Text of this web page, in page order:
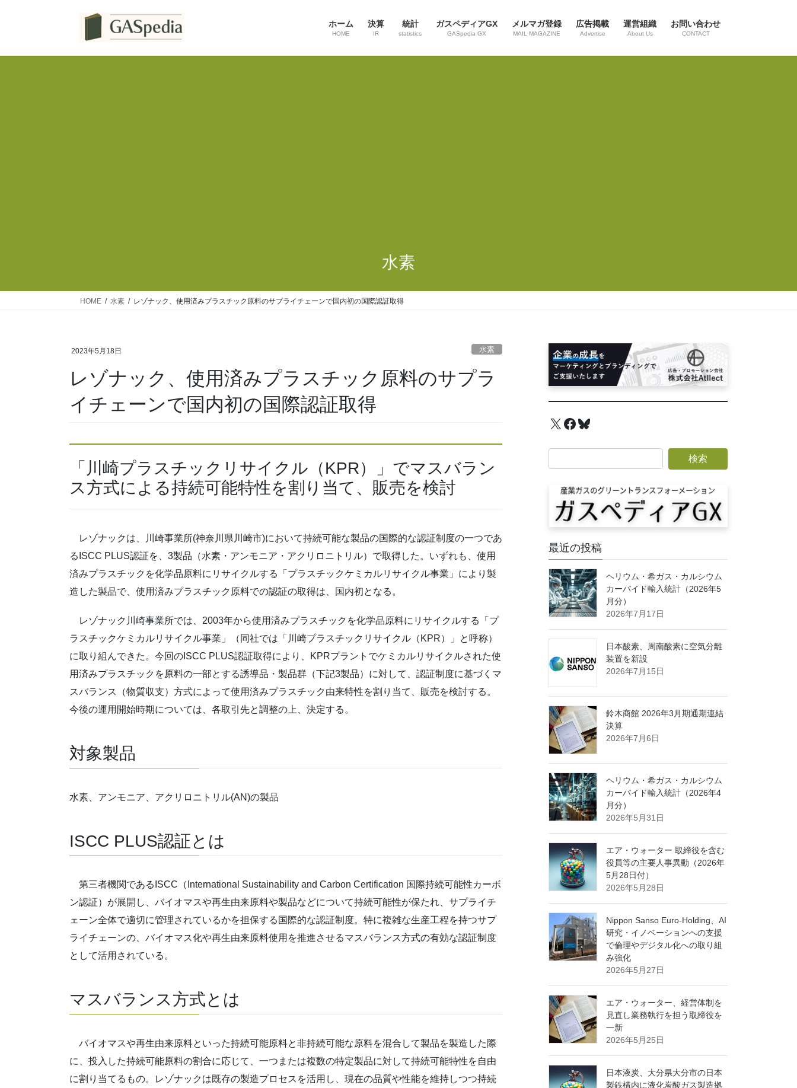
ホーム
HOME
決算
IR
統計
statistics
ガスペディアGX
GASpedia GX
メルマガ登録
MAIL MAGAZINE
広告掲載
Advertise
運営組織
About Us
お問い合わせ
CONTACT
水素
HOME 水素 レゾナック、使用済みプラスチック原料のサプライチェーンで国内初の国際認証取得
2023年5月18日 水素
レゾナック、使用済みプラスチック原料のサプラ
イチェーンで国内初の国際認証取得
「川崎プラスチックリサイクル（KPR）」でマスバラン
ス方式による持続可能特性を割り当て、販売を検討
レゾナックは、川崎事業所(神奈川県川崎市)において持続可能な製品の国際的な認証制度の一つであ
るISCC PLUS認証を、3製品（水素・アンモニア・アクリロニトリル）で取得した。いずれも、使用
済みプラスチックを化学品原料にリサイクルする「プラスチックケミカルリサイクル事業」により製
造した製品で、使用済みプラスチック原料での認証の取得は、国内初となる。
レゾナック川崎事業所では、2003年から使用済みプラスチックを化学品原料にリサイクルする「プ
ラスチックケミカルリサイクル事業」（同社では「川崎プラスチックリサイクル（KPR）」と呼称）
に取り組んできた。今回のISCC PLUS認証取得により、KPRプラントでケミカルリサイクルされた使
用済みプラスチックを原料の一部とする誘導品・製品群（下記3製品）に対して、認証制度に基づくマ
スバランス（物質収支）方式によって使用済みプラスチック由来特性を割り当て、販売を検討する。
今後の運用開始時期については、各取引先と調整の上、決定する。
対象製品
水素、アンモニア、アクリロニトリル(AN)の製品
ISCC PLUS認証とは
第三者機関であるISCC（International Sustainability and Carbon Certification 国際持続可能性カーボ
ン認証）が展開し、バイオマスや再生由来原料や製品などについて持続可能性が保たれ、サプライチ
ェーン全体で適切に管理されているかを担保する国際的な認証制度。特に複雑な生産工程を持つサプ
ライチェーンの、バイオマス化や再生由来原料使用を推進させるマスバランス方式の有効な認証制度
として活用されている。
マスバランス方式とは
バイオマスや再生由来原料といった持続可能原料と非持続可能な原料を混合して製品を製造した際
に、投入した持続可能原料の割合に応じて、一つまたは複数の特定製品に対して持続可能特性を自由
に割り当てるもの。レゾナックは既存の製造プロセスを活用し、現在の品質や性能を維持しつつ持続
X Facebook
Bluesky
最近の投稿
ヘリウム・希ガス・カルシウム
カーバイド輸入統計（2026年5
月分）
2026年7月17日
日本酸素、周南酸素に空気分離
装置を新設
2026年7月15日
鈴木商館 2026年3月期通期連結
決算
2026年7月6日
ヘリウム・希ガス・カルシウム
カーバイド輸入統計（2026年4
月分）
2026年5月31日
エア・ウォーター 取締役を含む
役員等の主要人事異動（2026年
5月28日付）
2026年5月28日
Nippon Sanso Euro-Holding、AI
研究・イノベーションへの支援
で倫理やデジタル化への取り組
み強化
2026年5月27日
エア・ウォーター、経営体制を
見直し業務執行を担う取締役を
一新
2026年5月25日
日本液炭、大分県大分市の日本
製鉄構内に液化炭酸ガス製造拠